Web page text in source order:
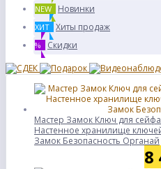
NEW Новинки
ХИТ Хиты продаж
% Скидки
Мастер Замок Ключ для
Настенное хранилище
Замок Безопасность Органай
8